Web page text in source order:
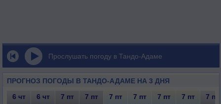
Прослушать погоду в Тандо-Адаме
ПРОГНОЗ ПОГОДЫ В ТАНДО-АДАМЕ НА 3 ДНЯ
6 чт 6 чт 7 пт 7 пт 7 пт 7 пт 7 пт 7 пт 7 пт